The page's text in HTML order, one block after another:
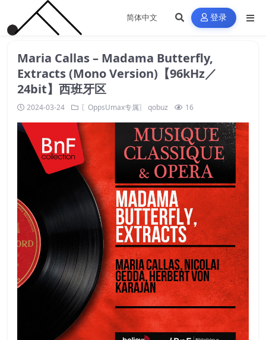
登录
Maria Callas – Madama Butterfly,
Extracts (Mono Version)【96kHz／
24bit】西班牙区
2024-03-24 〖OppsUmax专属〗 qobuz 16